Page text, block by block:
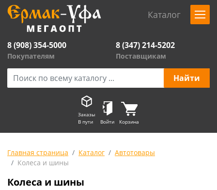
Каталог
8 (908) 354-5000
Покупателям
8 (347) 214-5202
Поставщикам
Заказы
В пути
Войти Корзина
Главная страница Каталог
Автотовары
Колеса и шины
Колеса и шины